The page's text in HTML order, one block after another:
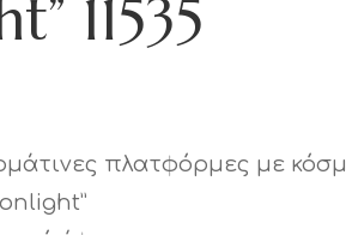
11535
πλατφόρμες με